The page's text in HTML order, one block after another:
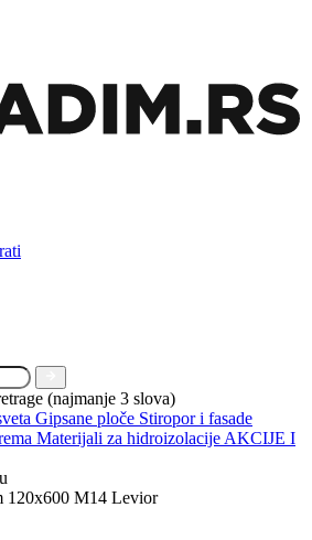
(najmanje 3 slova)
Gipsane ploče Stiropor i fasade
Materijali za hidroizolacije AKCIJE I
120x600 M14 Levior